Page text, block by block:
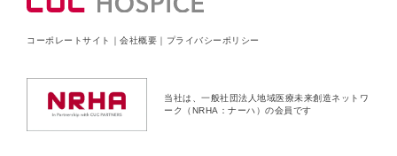
コーポレートサイト ｜ 会社概要 ｜ プライバシーポリシー
当社は、一般社団法人地域医療未来創造ネットワ
ーク（NRHA：ナーハ）の会員です